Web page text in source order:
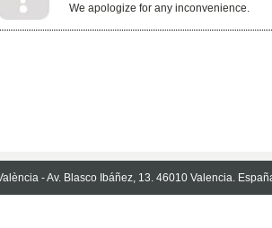
We apologize for any inconvenience.
- Av. Blasco Ibáñez, 13. 46010 Valencia.